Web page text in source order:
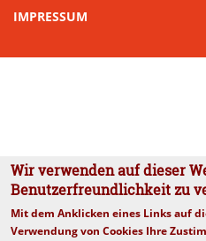
IMPRESSUM
Wir verwenden auf dieser
Benutzerfreundlichkeit zu
Mit dem Anklicken eines Links auf
Verwendung von Cookies Ihre